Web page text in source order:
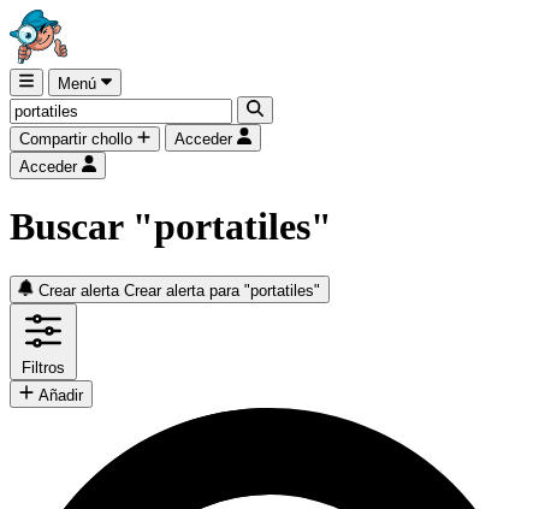
Menú
Compartir chollo
Acceder
Acceder
Buscar "portatiles"
Crear alerta Crear alerta para "portatiles"
Filtros
Añadir